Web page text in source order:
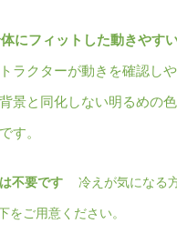
にフィットした動きやす
ラクターが動きを確認し
景と同化しない明るめの
す。
不要です 冷えが気になる
をご用意ください。